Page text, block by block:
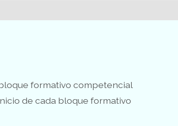
formativo competencial
de cada bloque formativo